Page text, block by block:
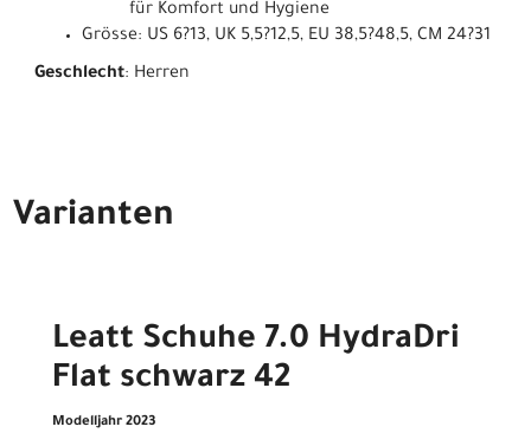
für Komfort und Hygiene
Grösse: US 6?13, UK 5,5?12,5, EU 38,5?48,5, CM 24?31
Geschlecht: Herren
Varianten
Leatt Schuhe 7.0 HydraDri
Flat schwarz 42
Modelljahr 2023